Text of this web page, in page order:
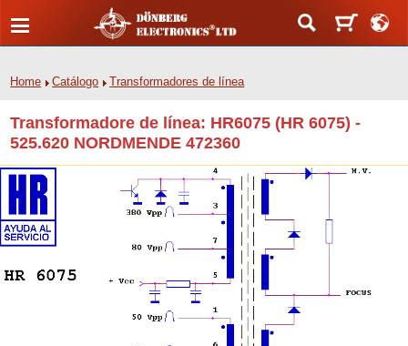
Home Catálogo Transformadores de línea
Transformadore de línea: HR6075 (HR 6075) -
525.620 NORDMENDE 472360